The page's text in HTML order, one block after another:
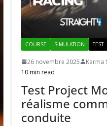
COURSE SIMULATION TEST
26 novembre 2025 Karma
10 min read
Test Project
réalisme
conduite